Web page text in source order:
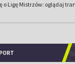
o Ligę Mistrzów: oglądaj